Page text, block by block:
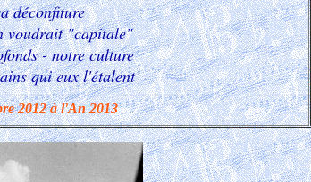
déconfiture
voudrait "capitale"
- notre culture
qui eux l'étalent
2012 à l'An 2013